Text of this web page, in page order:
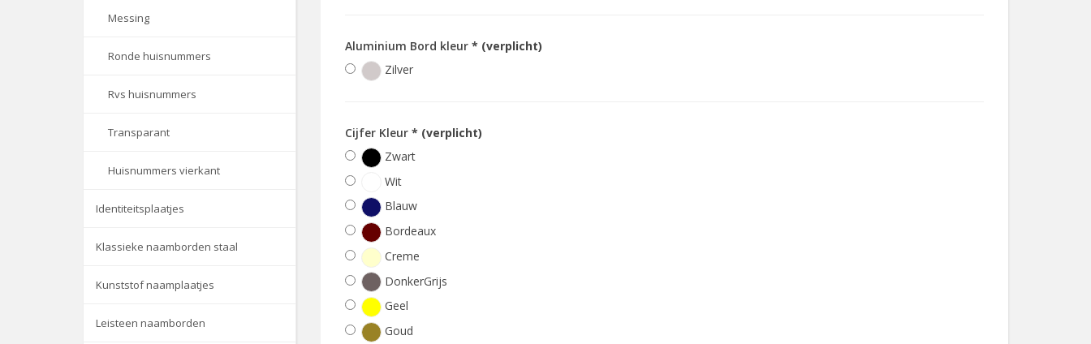
Messing
Ronde huisnummers
Rvs huisnummers
Transparant
Huisnummers vierkant
Identiteitsplaatjes
Klassieke naamborden staal
Kunststof naamplaatjes
Leisteen naamborden
Aluminium Bord kleur * (verplicht)
Zilver
Cijfer Kleur * (verplicht)
Zwart
Wit
Blauw
Bordeaux
Creme
DonkerGrijs
Geel
Goud